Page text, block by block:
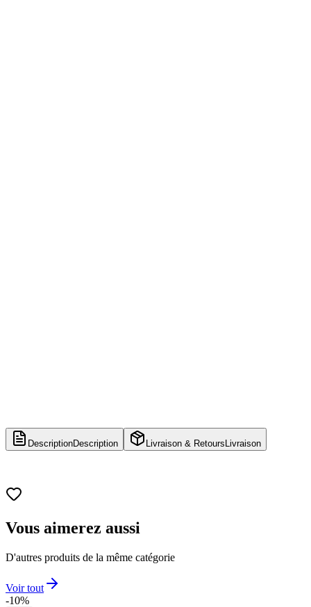
DescriptionDescription Livraison & Retours Livraison
Vous aimerez aussi
D'autres produits de la même catégorie
Voir tout
-10%